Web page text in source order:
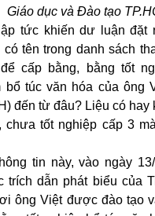
Giáo dục và Đào tạo
tức khiến dư luận đặt
có tên trong danh sách
cấp bằng, bằng tốt
bổ túc văn hóa của ông
đến từ đâu? Liệu có hay
chưa tốt nghiệp cấp 3
tin này, vào ngày
trích dẫn phát biểu của
ông Việt được đào tạo